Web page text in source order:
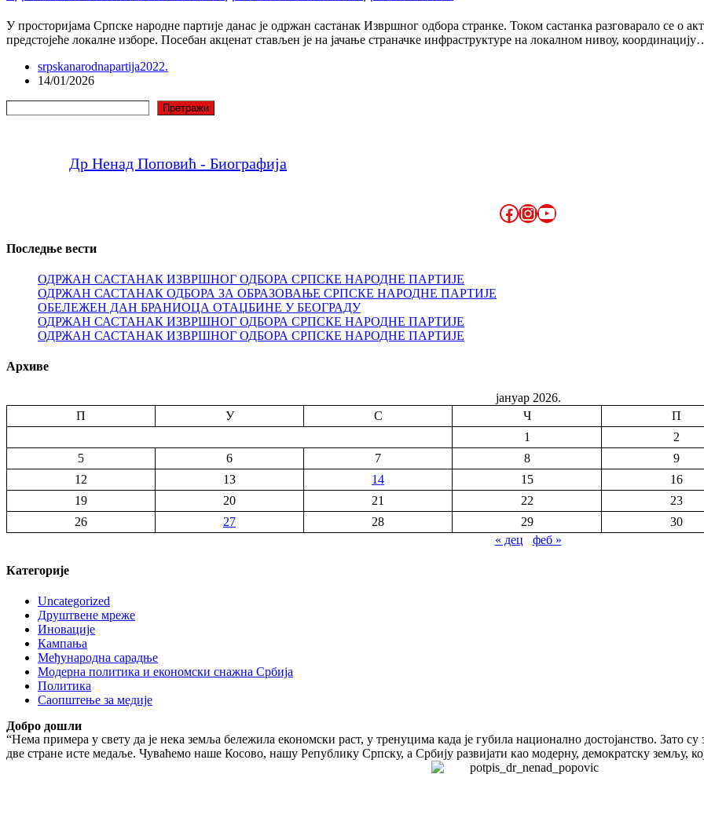
У просторијама Српске народне партије данас је одржан састанак Извршног одбора странке. Током састанка разговарало се о
предстојеће локалне изборе. Посебан акценат стављен је на јачање страначке инфраструктуре на локалном нивоу,
srpskanarodnapartija2022.
14/01/2026
Претражи
Др Ненад Поповић - Биографија
Facebook
Instagram
YouTube
Последње вести
ОДРЖАН САСТАНАК ИЗВРШНОГ ОДБОРА СРПСКЕ НАРОДНЕ ПАРТИЈЕ
ОДРЖАН САСТАНАК ОДБОРА ЗА ОБРАЗОВАЊЕ СРПСКЕ НАРОДНЕ ПАРТИЈЕ
ОБЕЛЕЖЕН ДАН БРАНИОЦА ОТАЏБИНЕ У БЕОГРАДУ
ОДРЖАН САСТАНАК ИЗВРШНОГ ОДБОРА СРПСКЕ НАРОДНЕ ПАРТИЈЕ
ОДРЖАН САСТАНАК ИЗВРШНОГ ОДБОРА СРПСКЕ НАРОДНЕ ПАРТИЈЕ
Архиве
јануар 2026.
П
У С Ч П
1
2
5
6 7 8 9
12
13 14 15 16
19
20 21 22 23
26
27 28 29 30
« дец
феб »
Категорије
Uncategorized
Друштвене мреже
Иновације
Кампања
Међународна сарадње
Модерна политика и економски снажна Србија
Политика
Саопштење за медије
Добро дошли
“Нема примера у свету да је нека земља бележила економски раст, у тренуцима када је губила национално достојанство. Зато
две стране исте медаље. Чуваћемо наше Косово, нашу Републику Српску, а Србију развијати као модерну, демократску земљу,